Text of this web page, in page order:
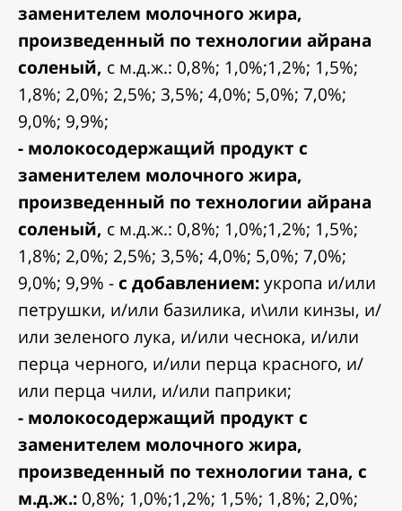
заменителем молочного жира,
произведенный по технологии айрана
соленый, с м.д.ж.: 0,8%; 1,0%;1,2%; 1,5%;
1,8%; 2,0%; 2,5%; 3,5%; 4,0%; 5,0%; 7,0%;
9,0%; 9,9%;
- молокосодержащий продукт с
заменителем молочного жира,
произведенный по технологии айрана
соленый, с м.д.ж.: 0,8%; 1,0%;1,2%; 1,5%;
1,8%; 2,0%; 2,5%; 3,5%; 4,0%; 5,0%; 7,0%;
9,0%; 9,9% -с добавлением:укропа и/или
петрушки, и/или базилика, и\или кинзы, и/
или зеленого лука, и/или чеснока, и/или
перца черного, и/или перца красного, и/
или перца чили, и/или паприки;
- молокосодержащий продукт с
заменителем молочного жира,
произведенный по технологии тана, с
м.д.ж.: 0,8%; 1,0%;1,2%; 1,5%; 1,8%; 2,0%;